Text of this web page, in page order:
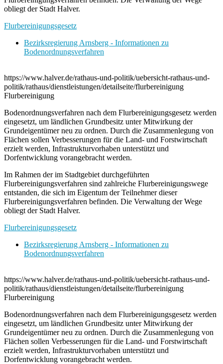
obliegt der Stadt Halver.
Flurbereinigungsgesetz
Bezirksregierung Arnsberg - Informationen zu
Bodenordnungsverfahren
https://www.halver.de/rathaus-und-politik/uebersicht-rathaus-und-
politik/rathaus/dienstleistungen/detailseite/flurbereinigung
Flurbereinigung
Bodenordnungsverfahren nach dem Flurbereinigungsgesetz werden
eingesetzt, um ländlichen Grundbesitz unter Mitwirkung der
Grundeigentümer neu zu ordnen. Durch die Zusammenlegung von
Flächen sollen Verbesserungen für die Land- und Forstwirtschaft
erzielt werden, Infrastrukturvorhaben unterstützt und
Dorfentwicklung vorangebracht werden.
Im Rahmen der im Stadtgebiet durchgeführten
Flurbereinigungsverfahren sind zahlreiche Flurbereinigungswege
entstanden, die sich im Eigentum der Teilnehmer dieser
Flurbereinigungsverfahren befinden. Die Verwaltung der Wege
obliegt der Stadt Halver.
Flurbereinigungsgesetz
Bezirksregierung Arnsberg - Informationen zu
Bodenordnungsverfahren
https://www.halver.de/rathaus-und-politik/uebersicht-rathaus-und-
politik/rathaus/dienstleistungen/detailseite/flurbereinigung
Flurbereinigung
Bodenordnungsverfahren nach dem Flurbereinigungsgesetz werden
eingesetzt, um ländlichen Grundbesitz unter Mitwirkung der
Grundeigentümer neu zu ordnen. Durch die Zusammenlegung von
Flächen sollen Verbesserungen für die Land- und Forstwirtschaft
erzielt werden, Infrastrukturvorhaben unterstützt und
Dorfentwicklung vorangebracht werden.